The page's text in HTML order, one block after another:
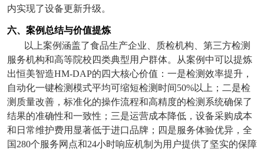
内实现了设备更新升级。
六、案例总结与价值提炼
以上案例涵盖了食品生产企业、质检机构、第三方检测
服务机构和高等院校四类典型用户群体。从案例中可以提炼
出恒美智造HM-DAP的四大核心价值：一是检测效率提升，
自动化一键检测模式平均可缩短检测时间50%以上；二是检
测质量改善，标准化的操作流程和高精度的检测系统确保了
结果的准确性和一致性；三是运营成本降低，设备采购成本
和日常维护费用显著低于进口品牌；四是服务体验优异，全
国 280个服务网点和24小时响应机制为用户提供了坚实的保障